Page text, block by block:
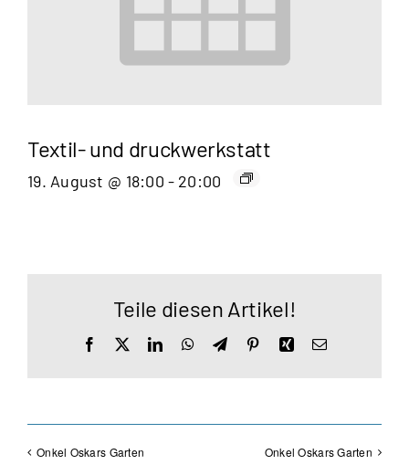
Textil- und druckwerkstatt
19. August @ 18:00 - 20:00
Teile diesen Artikel!
Facebook LinkedInWhatsApp
TelegramPinterestXingE-
Onkel Oskars Garten Onkel Oskars Garten